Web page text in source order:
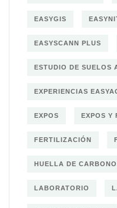
EASYGIS
EASYSCANN PLUS
ESTUDIO DE SUELOS
EXPERIENCIAS
EXPOS EXPOS Y
FERTILIZACIÓN
HUELLA DE CARBONO
LABORATORIO